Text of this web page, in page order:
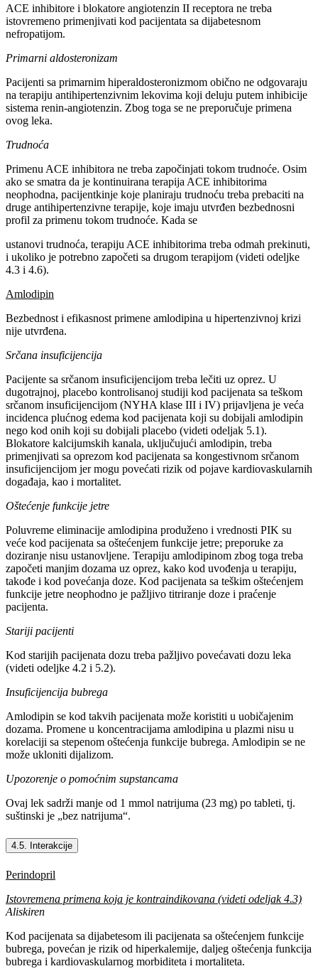
ACE inhibitore i blokatore angiotenzin II receptora ne treba
istovremeno primenjivati kod pacijentata sa dijabetesnom
nefropatijom.
Primarni aldosteronizam
Pacijenti sa primarnim hiperaldosteronizmom obično ne odgovaraju
na terapiju antihipertenzivnim lekovima koji deluju putem inhibicije
sistema renin-angiotenzin. Zbog toga se ne preporučuje primena
ovog leka.
Trudnoća
Primenu ACE inhibitora ne treba započinjati tokom trudnoće. Osim
ako se smatra da je kontinuirana terapija ACE inhibitorima
neophodna, pacijentkinje koje planiraju trudnoću treba prebaciti na
druge antihipertenzivne terapije, koje imaju utvrđen bezbednosni
profil za primenu tokom trudnoće. Kada se
ustanovi trudnoća, terapiju ACE inhibitorima treba odmah prekinuti,
i ukoliko je potrebno započeti sa drugom terapijom (videti odeljke
4.3 i 4.6).
Amlodipin
Bezbednost i efikasnost primene amlodipina u hipertenzivnoj krizi
nije utvrđena.
Srčana insuficijencija
Pacijente sa srčanom insuficijencijom treba lečiti uz oprez. U
dugotrajnoj, placebo kontrolisanoj studiji kod pacijenata sa teškom
srčanom insuficijencijom (NYHA klase III i IV) prijavljena je veća
incidenca plućnog edema kod pacijenata koji su dobijali amlodipin
nego kod onih koji su dobijali placebo (videti odeljak 5.1).
Blokatore kalcijumskih kanala, uključujući amlodipin, treba
primenjivati sa oprezom kod pacijenata sa kongestivnom srčanom
insuficijencijom jer mogu povećati rizik od pojave kardiovaskularnih
događaja, kao i mortalitet.
Oštećenje funkcije jetre
Poluvreme eliminacije amlodipina produženo i vrednosti PIK su
veće kod pacijenata sa oštećenjem funkcije jetre; preporuke za
doziranje nisu ustanovljene. Terapiju amlodipinom zbog toga treba
započeti manjim dozama uz oprez, kako kod uvođenja u terapiju,
takođe i kod povećanja doze. Kod pacijenata sa teškim oštećenjem
funkcije jetre neophodno je pažljivo titriranje doze i praćenje
pacijenta.
Stariji pacijenti
Kod starijih pacijenata dozu treba pažljivo povećavati dozu leka
(videti odeljke 4.2 i 5.2).
Insuficijencija bubrega
Amlodipin se kod takvih pacijenata može koristiti u uobičajenim
dozama. Promene u koncentracijama amlodipina u plazmi nisu u
korelaciji sa stepenom oštećenja funkcije bubrega. Amlodipin se ne
može ukloniti dijalizom.
Upozorenje o pomoćnim supstancama
Ovaj lek sadrži manje od 1 mmol natrijuma (23 mg) po tableti, tj.
suštinski je „bez natrijuma“.
4.5. Interakcije
Perindopril
Istovremena primena koja je kontraindikovana (videti odeljak 4.3)
Aliskiren
Kod pacijenata sa dijabetesom ili pacijenata sa oštećenjem funkcije
bubrega, povećan je rizik od hiperkalemije, daljeg oštećenja funkcija
bubrega i kardiovaskularnog morbiditeta i mortaliteta.